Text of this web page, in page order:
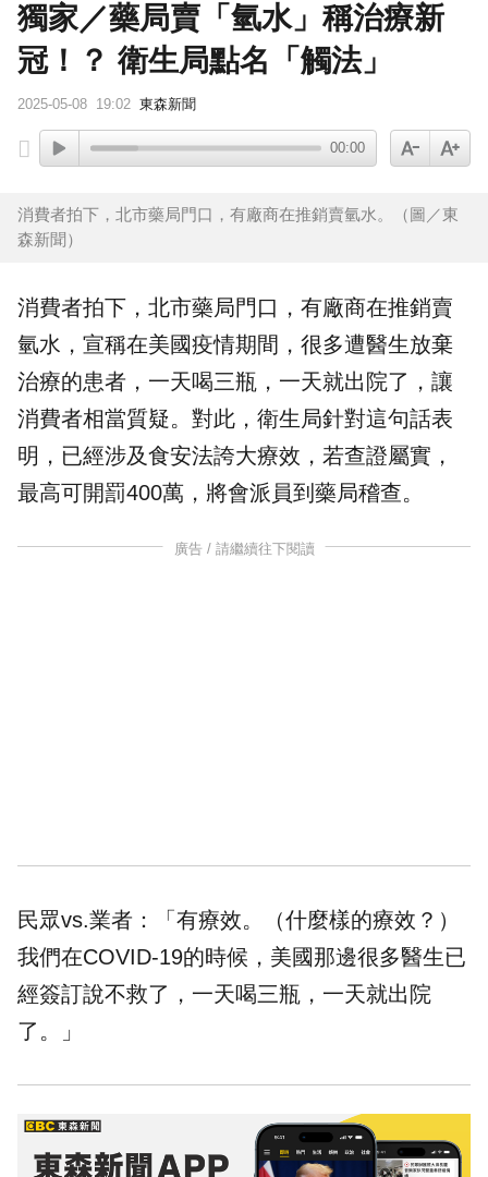
獨家／藥局賣「氫水」稱治療新
冠！？ 衛生局點名「觸法」
2025-05-08 19:02 東森新聞
00:00
消費者拍下，北市藥局門口，有廠商在推銷賣氫水。（圖／東
森新聞）
消費者拍下，北市藥局門口，有廠商在推銷賣
氫水 ，宣稱在美國疫情期間，很多遭醫生放棄
治療的患者，一天喝三瓶，一天就出院了，讓
消費者相當質疑。對此， 衛生局針對這句話表
明，已經涉及食安法誇大療效，若查證屬實，
最高可開罰400萬，將會派員到藥局稽查。
廣告 / 請繼續往下閱讀
民眾vs.業者：「有療效。（什麼樣的療效？）
我們在COVID-19的時候，美國那邊很多醫生已
經簽訂說不救了，一天喝三瓶，一天就出院
了。」